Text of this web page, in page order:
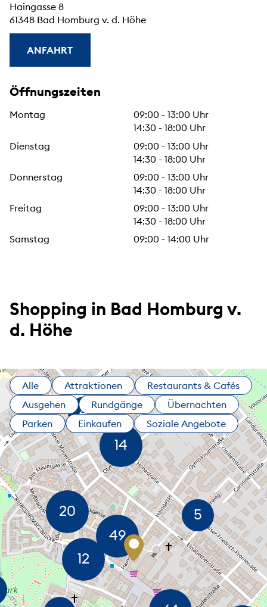
Haingasse 8
61348 Bad Homburg v. d. Höhe
ANFAHRT
Öffnungszeiten
Montag
09:00 - 13:00 Uhr
14:30 - 18:00 Uhr
Dienstag
09:00 - 13:00 Uhr
14:30 - 18:00 Uhr
Donnerstag
09:00 - 13:00 Uhr
14:30 - 18:00 Uhr
Freitag
09:00 - 13:00 Uhr
14:30 - 18:00 Uhr
Samstag
09:00 - 14:00 Uhr
Shopping in Bad Homburg v.
d. Höhe
Alle Attraktionen
Restaurants & Cafés
Ausgehen
Rundgänge
Übernachten
Parken
Einkaufen Soziale Angebote